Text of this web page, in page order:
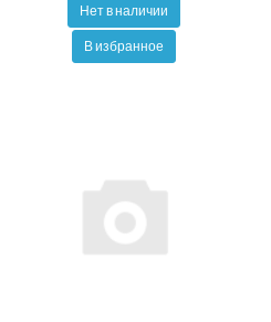
Нет в наличии
В избранное